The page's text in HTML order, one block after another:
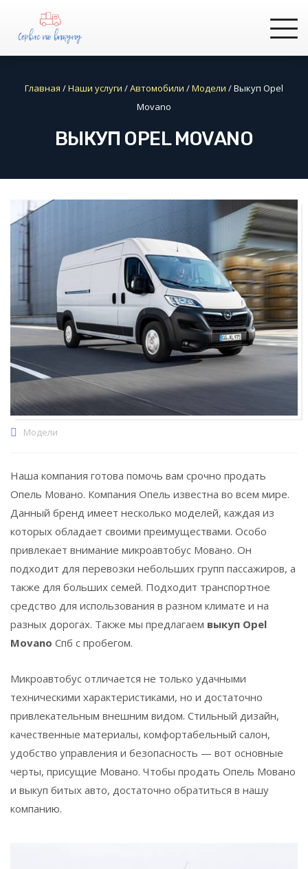
Главная /Наши услуги /Автомобили /Модели /Выкуп Opel
Movano
ВЫКУП OPEL MOVANO
Модели
Наша компания готова помочь вам срочно продать
Опель Мовано. Компания Опель известна во всем мире.
Данный бренд имеет несколько моделей, каждая из
которых обладает своими преимуществами. Особо
привлекает внимание микроавтобус Мовано. Он
подходит для перевозки небольших групп пассажиров, а
также для больших семей. Подходит транспортное
средство для использования в разном климате и на
разных дорогах. Также мы предлагаем выкуп Opel
Movano Спб с пробегом.
Микроавтобус отличается не только удачными
техническими характеристиками, но и достаточно
привлекательным внешним видом. Стильный дизайн,
качественные материалы, комфортабельный салон,
удобство управления и безопасность — вот основные
черты, присущие Мовано. Чтобы продать Опель Мовано
и выкуп битых авто, достаточно обратиться в нашу
компанию.